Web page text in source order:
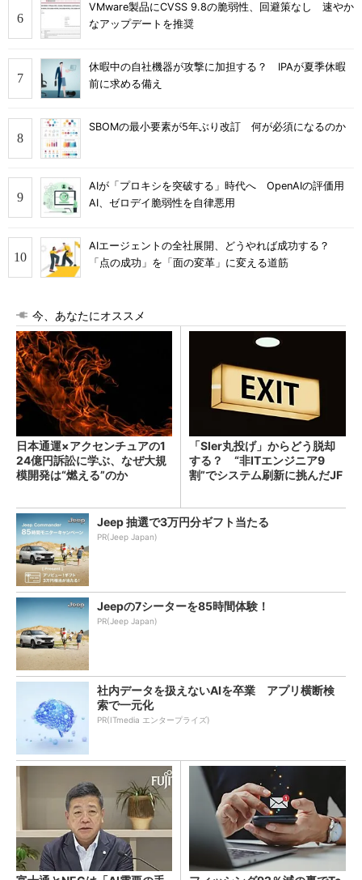
VMware製品にCVSS 9.8の脆弱性、回避策なし 速やか
なアップデートを推奨
休暇中の自社機器が攻撃に加担する？ IPAが夏季休暇
前に求める備え
SBOMの最小要素が5年ぶり改訂 何が必須になるのか
AIが「プロキシを突破する」時代へ OpenAIの評価用
AI、ゼロデイ脆弱性を自律悪用
AIエージェントの全社展開、どうやれば成功する？
「点の成功」を「面の変革」に変える道筋
今、あなたにオススメ
日本通運×アクセンチュアの1
24億円訴訟に学ぶ、なぜ大規
模開発は“燃える”のか
「SIer丸投げ」からどう脱却
する？ “非ITエンジニア9
割”でシステム刷新に挑んだJF
Jeep 抽選で3万円分ギフト当たる
PR(Jeep Japan)
Jeepの7シーターを85時間体験！
PR(Jeep Japan)
社内データを扱えないAIを卒業 アプリ横断検
索で一元化
PR(ITmedia エンタープライズ)